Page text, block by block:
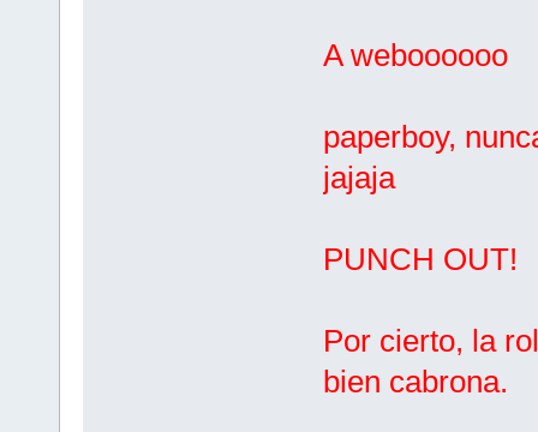
A weboooooo
paperboy,
jajaja
PUNCH OUT!
Por cierto, la
bien cabrona.